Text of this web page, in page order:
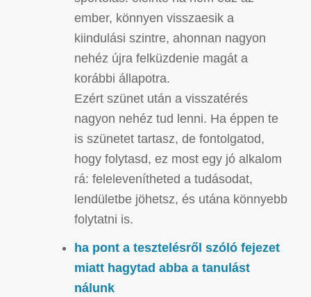
ember, könnyen visszaesik a
kiindulási szintre, ahonnan nagyon
nehéz újra felküzdenie magát a
korábbi állapotra.
Ezért szünet után a visszatérés
nagyon nehéz tud lenni. Ha éppen te
is szünetet tartasz, de fontolgatod,
hogy folytasd, ez most egy jó alkalom
rá: felelevenítheted a tudásodat,
lendületbe jöhetsz, és utána könnyebb
folytatni is.
ha pont a tesztelésről szóló fejezet
miatt hagytad abba a tanulást
nálunk